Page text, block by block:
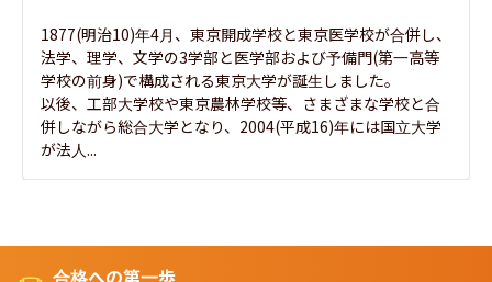
1877(明治10)年4月、東京開成学校と東京医学校が合併し、
法学、理学、文学の3学部と医学部および予備門(第一高等
学校の前身)で構成される東京大学が誕生しました。
以後、工部大学校や東京農林学校等、さまざまな学校と合
併しながら総合大学となり、2004(平成16)年には国立大学
が法人...
合格への第一歩